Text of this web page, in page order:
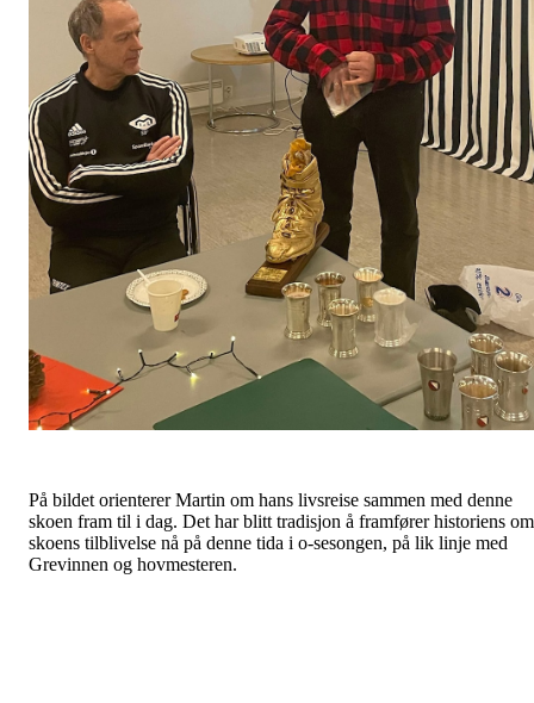
På bildet orienterer Martin om hans livsreise sammen med denne
skoen fram til i dag. Det har blitt tradisjon å framfører historiens om
skoens tilblivelse nå på denne tida i o-sesongen, på lik linje med
Grevinnen og hovmesteren.